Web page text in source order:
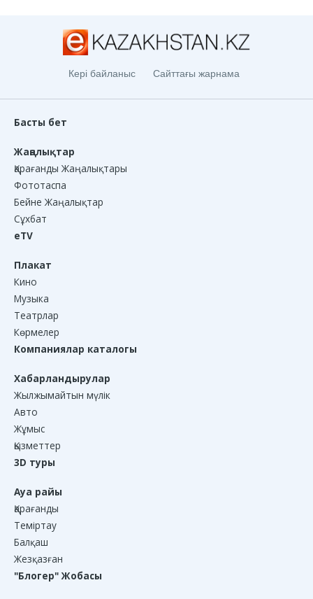
Кері байланыс Сайттағы жарнама
Басты бет
Жаңалықтар
Қарағанды Жаңалықтары
Фототаспа
Бейне Жаңалықтар
Сұхбат
eTV
Плакат
Кино
Музыка
Театрлар
Көрмелер
Компаниялар каталогы
Хабарландырулар
Жылжымайтын мүлік
Авто
Жұмыс
Қызметтер
3D туры
Ауа райы
Қарағанды
Теміртау
Балқаш
Жезқазған
"Блогер" Жобасы